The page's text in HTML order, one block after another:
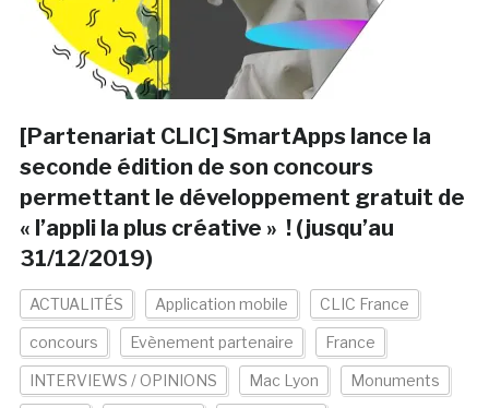
[Partenariat CLIC] SmartApps lance la
seconde édition de son concours
permettant le développement gratuit de
« l’appli la plus créative » ! (jusqu’au
31/12/2019)
ACTUALITÉS Application mobile CLIC France
concours Evènement partenaire France
INTERVIEWS / OPINIONS Mac Lyon Monuments